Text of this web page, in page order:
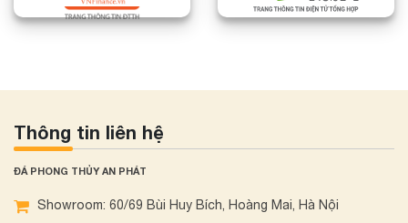
Thông tin liên hệ
ĐÁ PHONG THỦY AN PHÁT
Showroom: 60/69 Bùi Huy Bích, Hoàng Mai, Hà Nội